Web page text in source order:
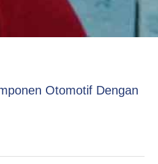
Otomotif Dengan